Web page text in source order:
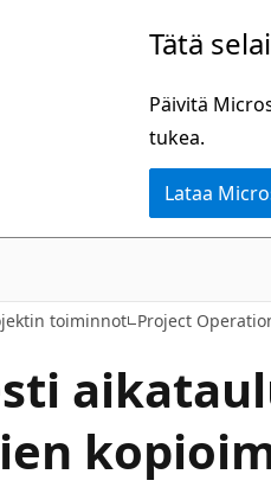
Tätä
Päivitä
tukea.
Lataa
toiminnot Project